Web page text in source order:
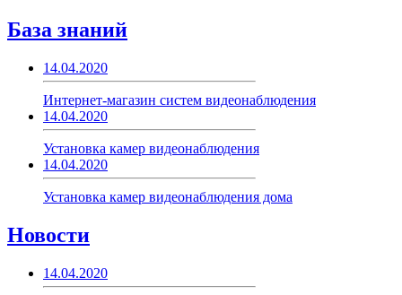
База знаний
14.04.2020
Интернет-магазин систем видеонаблюдения
14.04.2020
Установка камер видеонаблюдения
14.04.2020
Установка камер видеонаблюдения дома
Новости
14.04.2020